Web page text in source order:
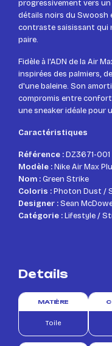
progressivement vers
détails noirs du
contraste saisissant qui
paire.
Fidèle à l'ADN de la Air
inspirées des palmiers,
d'une baleine. Son amorti
compromis entre
une sneaker idéale pour
Caractéristiques
Référence :DZ3671-001
Modèle :Nike Air Max
Nom :Green Strike
Coloris :Photon Dust /
Designer :Sean
Catégorie :Lifestyle /
Details
MATIÈRE
Toile